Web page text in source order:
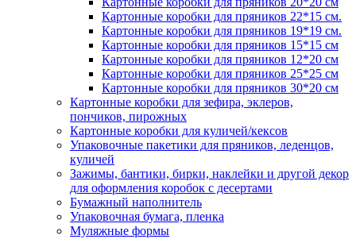
Картонные коробки для пряников 22*15 см.
Картонные коробки для пряников 19*19 см.
Картонные коробки для пряников 15*15 см
Картонные коробки для пряников 12*20 см
Картонные коробки для пряников 25*25 см
Картонные коробки для пряников 30*20 см
Картонные коробки для зефира, эклеров,
пончиков, пирожных
Картонные коробки для куличей/кексов
Упаковочные пакетики для пряников, леденцов,
куличей
Зажимы, бантики, бирки, наклейки и другой декор
для оформления коробок с десертами
Бумажный наполнитель
Упаковочная бумага, пленка
Муляжные формы